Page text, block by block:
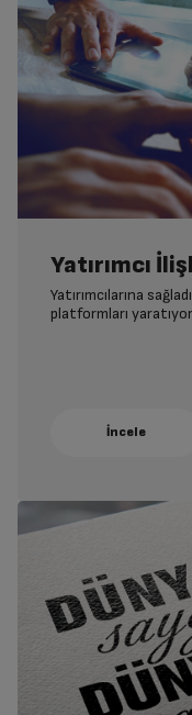
Yatırımcı
Yatırımcılarına
platformları